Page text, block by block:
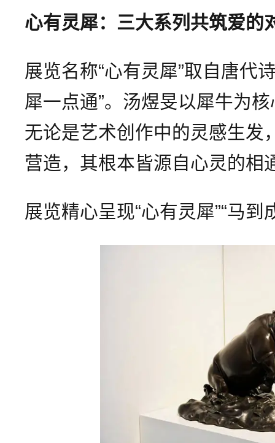
心有灵犀：三大系列共筑爱的
展览名称“心有灵犀”取自唐代
犀一点通”。汤煜旻以犀牛为
无论是艺术创作中的灵感生发
营造，其根本皆源自心灵的相
展览精心呈现“心有灵犀”“马到